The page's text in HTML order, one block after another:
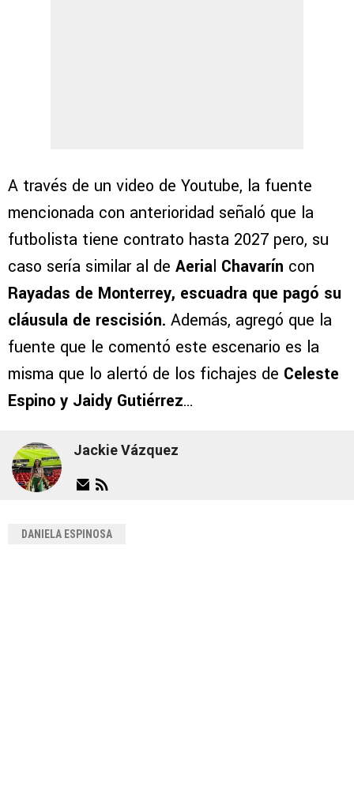
A través de un video de Youtube, la fuente
mencionada con anterioridad señaló que la
futbolista tiene contrato hasta 2027 pero, su
caso sería similar al de Aerial Chavarín con
Rayadas de Monterrey, escuadra que pagó su
cláusula de rescisión. Además, agregó que la
fuente que le comentó este escenario es la
misma que lo alertó de los fichajes de Celeste
Espino y Jaidy Gutiérrez…
Jackie Vázquez
DANIELA ESPINOSA